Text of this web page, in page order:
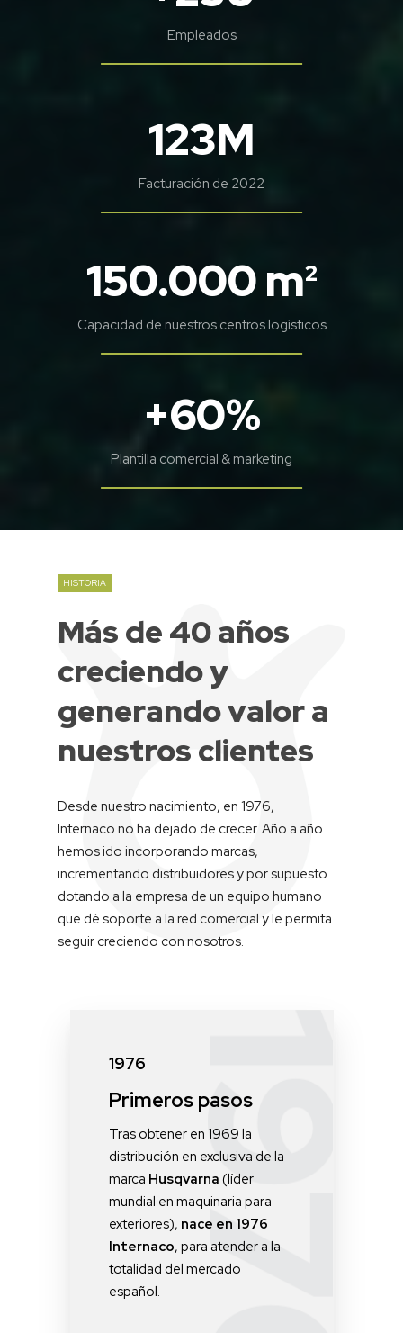
Empleados
123M
Facturación de 2022
150.000 m2
Capacidad de nuestros centros logísticos
+60%
Plantilla comercial & marketing
HISTORIA
Más de 40años
creciendoy
generandovalora
nuestros clientes
Desde nuestro nacimiento, en 1976,
Internaco no ha dejado de crecer. Año a año
hemos ido incorporando marcas,
incrementando distribuidores y por supuesto
dotando a la empresa de un equipo humano
que dé soporte a la red comercial y le permita
seguir creciendo con nosotros.
1976
Primeros pasos
Tras obtener en 1969 la
distribución en exclusiva de la
marca Husqvarna (líder
mundial en maquinaria para
exteriores), nace en 1976
Internaco, para atender a la
totalidad del mercado
español.